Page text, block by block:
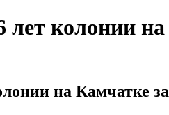
лет колонии
на Камчатке